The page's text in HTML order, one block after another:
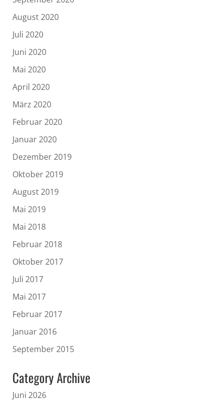
August 2020
Juli 2020
Juni 2020
Mai 2020
April 2020
März 2020
Februar 2020
Januar 2020
Dezember 2019
Oktober 2019
August 2019
Mai 2019
Mai 2018
Februar 2018
Oktober 2017
Juli 2017
Mai 2017
Februar 2017
Januar 2016
September 2015
Category Archive
Juni 2026